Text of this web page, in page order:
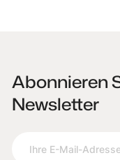
Abonnieren
Newsletter